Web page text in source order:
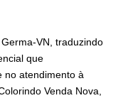
VN, traduzindo
que
no atendimento à
Venda Nova,